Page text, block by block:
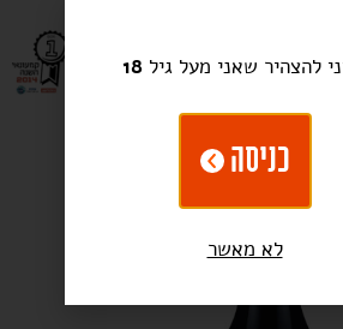
להצהיר שאני מעל גיל18
כניסה
לא מאשר